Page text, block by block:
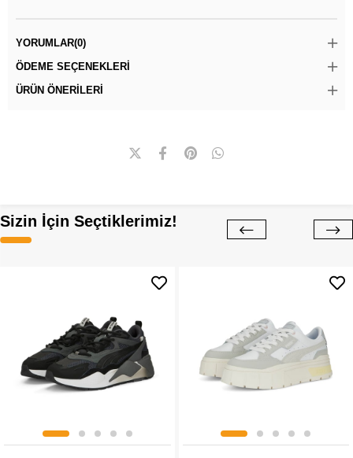
YORUMLAR(0)
ÖDEME SEÇENEKLERI
ÜRÜN ÖNERILERI
Sizin İçin Seçtiklerimiz!